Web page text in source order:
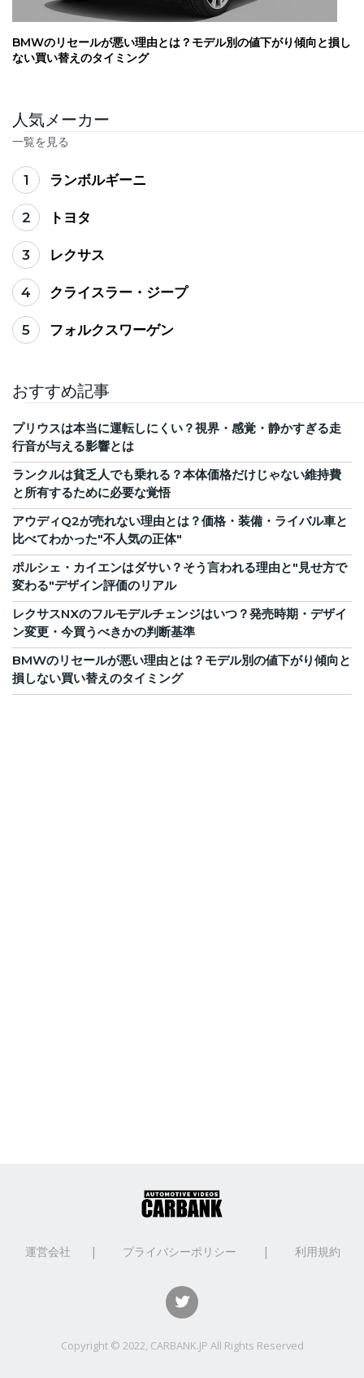
BMWのリセールが悪い理由とは？モデル別の値下がり傾向と損し
ない買い替えのタイミング
人気メーカー
一覧を見る
1 ランボルギーニ
2 トヨタ
3 レクサス
4 クライスラー・ジープ
5 フォルクスワーゲン
おすすめ記事
プリウスは本当に運転しにくい？視界・感覚・静かすぎる走
行音が与える影響とは
ランクルは貧乏人でも乗れる？本体価格だけじゃない維持費
と所有するために必要な覚悟
アウディQ2が売れない理由とは？価格・装備・ライバル車と
比べてわかった"不人気の正体"
ポルシェ・カイエンはダサい？そう言われる理由と"見せ方で
変わる"デザイン評価のリアル
レクサスNXのフルモデルチェンジはいつ？発売時期・デザイ
ン変更・今買うべきかの判断基準
BMWのリセールが悪い理由とは？モデル別の値下がり傾向と
損しない買い替えのタイミング
運営会社 | プライバシーポリシー | 利用規約
Copyright © 2022, CARBANK.JP All Rights Reserved